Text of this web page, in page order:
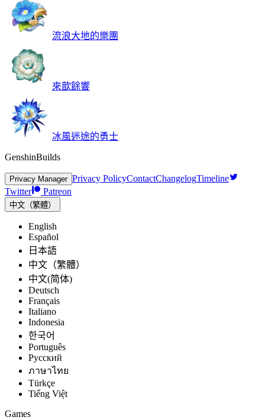
流浪大地的樂團
來歆餘響
冰風迷途的勇士
GenshinBuilds
Privacy Manager Privacy PolicyContactChangelogTimeline
Twitter
Patreon
中文（繁體）
English
Español
日本語
中文（繁體）
中文(简体)
Deutsch
Français
Italiano
Indonesia
한국어
Português
Pусский
ภาษาไทย
Türkçe
Tiếng Việt
Games